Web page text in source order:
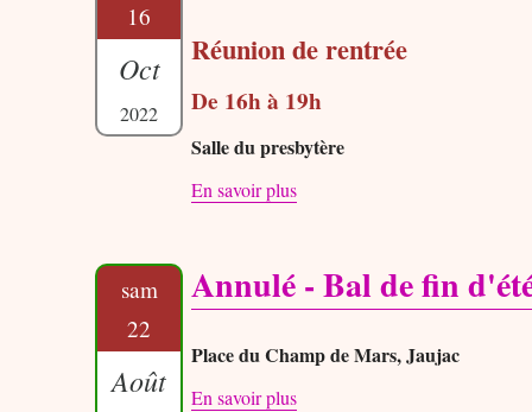
16
Oct
2022
Réunion de rentrée
De 16h à 19h
Salle du presbytère
En savoir plus
sam
22
Août
Annulé - Bal de fin
Place du Champ de Mars, Jaujac
En savoir plus